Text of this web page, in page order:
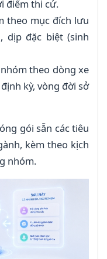
điểm thi cử.
theo mục đích lưu
dịp đặc biệt (sinh
theo dòng xe
kỳ, vòng đời sở
gói sẵn các tiêu
kèm theo kịch
nhóm.